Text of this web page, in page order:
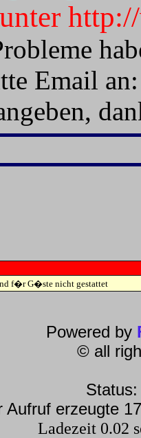
unter
Email
f�r G�ste nicht gestattet
Powered by
© all
Aufruf erzeugte
Ladezeit 0.02